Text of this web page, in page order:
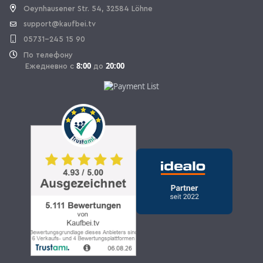
Oeynhausener Str. 54, 32584 Löhne
support@kaufbei.tv
05731-245 15 90
По телефону
Ежедневно с 8:00 до 20:00